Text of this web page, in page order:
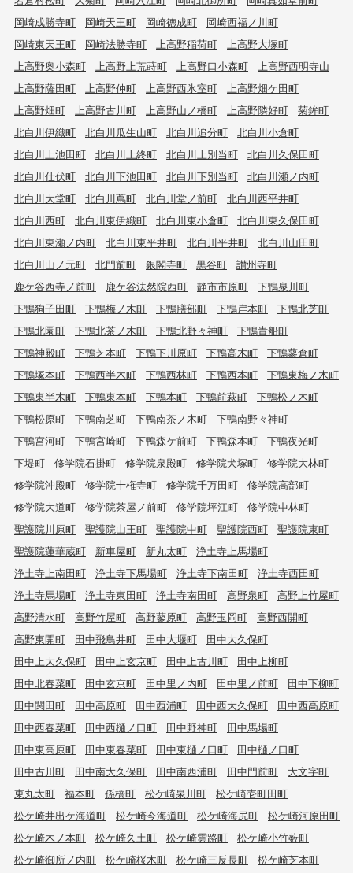
岡崎成勝寺町
岡崎天王町 岡崎徳成町
岡崎西福ノ川町
岡崎東天王町
岡崎法勝寺町 上高野稲荷町
上高野大塚町
上高野奥小森町
上高野上荒蒔町 上高野口小森町
上高野西明寺山
上高野薩田町
上高野仲町 上高野西氷室町
上高野畑ケ田町
上高野畑町
上高野古川町 上高野山ノ橋町 上高野隣好町
菊鉾町
北白川伊織町
北白川瓜生山町 北白川追分町
北白川小倉町
北白川上池田町
北白川上終町 北白川上別当町
北白川久保田町
北白川仕伏町
北白川下池田町 北白川下別当町
北白川瀬ノ内町
北白川大堂町
北白川蔦町 北白川堂ノ前町
北白川西平井町
北白川西町
北白川東伊織町 北白川東小倉町
北白川東久保田町
北白川東瀬ノ内町
北白川東平井町 北白川平井町
北白川山田町
北白川山ノ元町
北門前町 銀閣寺町 黒谷町
讃州寺町
鹿ケ谷西寺ノ前町
鹿ケ谷法然院西町 静市市原町
下鴨泉川町
下鴨狗子田町
下鴨梅ノ木町 下鴨膳部町 下鴨岸本町
下鴨北芝町
下鴨北園町
下鴨北茶ノ木町 下鴨北野々神町
下鴨貴船町
下鴨神殿町
下鴨芝本町 下鴨下川原町 下鴨高木町
下鴨蓼倉町
下鴨塚本町
下鴨西半木町 下鴨西林町 下鴨西本町
下鴨東梅ノ木町
下鴨東半木町
下鴨東本町 下鴨本町 下鴨前萩町
下鴨松ノ木町
下鴨松原町
下鴨南芝町 下鴨南茶ノ木町
下鴨南野々神町
下鴨宮河町
下鴨宮崎町 下鴨森ケ前町 下鴨森本町
下鴨夜光町
下堤町
修学院石掛町 修学院泉殿町 修学院犬塚町
修学院大林町
修学院沖殿町
修学院十権寺町 修学院千万田町
修学院高部町
修学院大道町
修学院茶屋ノ前町 修学院坪江町
修学院中林町
聖護院川原町
聖護院山王町 聖護院中町 聖護院西町
聖護院東町
聖護院蓮華蔵町
新車屋町 新丸太町
浄土寺上馬場町
浄土寺上南田町
浄土寺下馬場町 浄土寺下南田町
浄土寺西田町
浄土寺馬場町
浄土寺東田町 浄土寺南田町 高野泉町
高野上竹屋町
高野清水町
高野竹屋町 高野蓼原町 高野玉岡町
高野西開町
高野東開町
田中飛鳥井町 田中大堰町
田中大久保町
田中上大久保町
田中上玄京町 田中上古川町
田中上柳町
田中北春菜町
田中玄京町 田中里ノ内町 田中里ノ前町
田中下柳町
田中関田町
田中高原町 田中西浦町 田中西大久保町
田中西高原町
田中西春菜町
田中西樋ノ口町 田中野神町
田中馬場町
田中東高原町
田中東春菜町 田中東樋ノ口町
田中樋ノ口町
田中古川町
田中南大久保町 田中南西浦町 田中門前町
大文字町
東丸太町
福本町 孫橋町 松ケ崎泉川町
松ケ崎壱町田町
松ケ崎井出ケ海道町
松ケ崎今海道町 松ケ崎海尻町
松ケ崎河原田町
松ケ崎木ノ本町
松ケ崎久土町 松ケ崎雲路町
松ケ崎小竹薮町
松ケ崎御所ノ内町
松ケ崎桜木町 松ケ崎三反長町
松ケ崎芝本町